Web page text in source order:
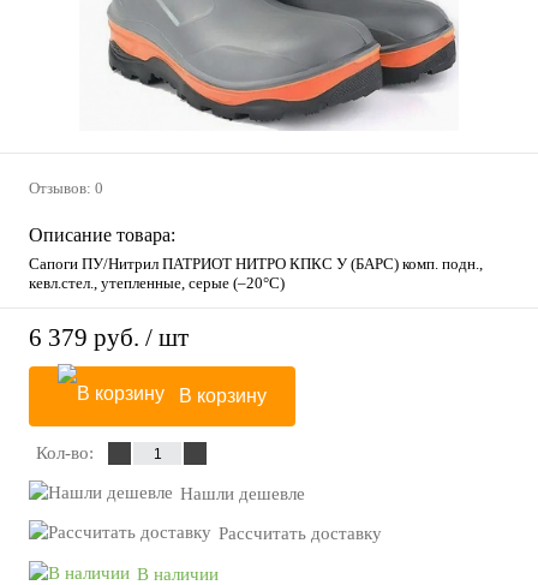
Отзывов: 0
Описание товара:
Сапоги ПУ/Нитрил ПАТРИОТ НИТРО КПКС У (БАРС) комп. подн.,
кевл.стел., утепленные, серые (–20°С)
6 379 руб. / шт
В корзину
Кол-во:
Нашли дешевле
Рассчитать доставку
В наличии